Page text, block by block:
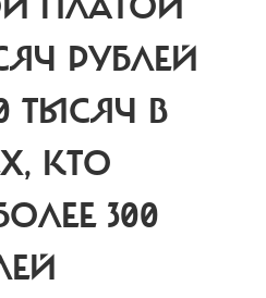
РУБЛЕЙ
ТЫСЯЧ В
КТО
300